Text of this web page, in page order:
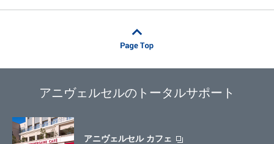
アニヴェルセルのトータルサポート
アニヴェルセル カフェ